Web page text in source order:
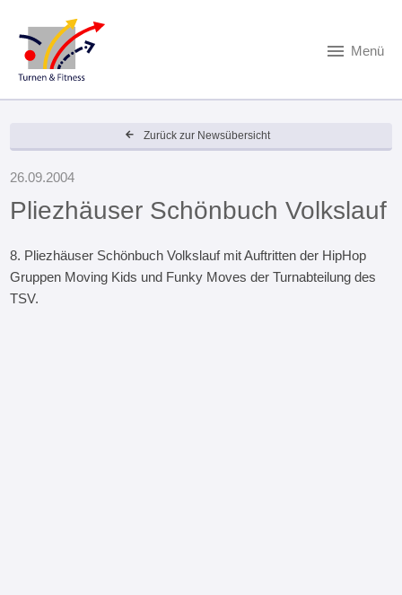
Menü
Zurück zur Newsübersicht
26.09.2004
Pliezhäuser Schönbuch Volkslauf
8. Pliezhäuser Schönbuch Volkslauf mit Auftritten der HipHop
Gruppen Moving Kids und Funky Moves der Turnabteilung des
TSV.